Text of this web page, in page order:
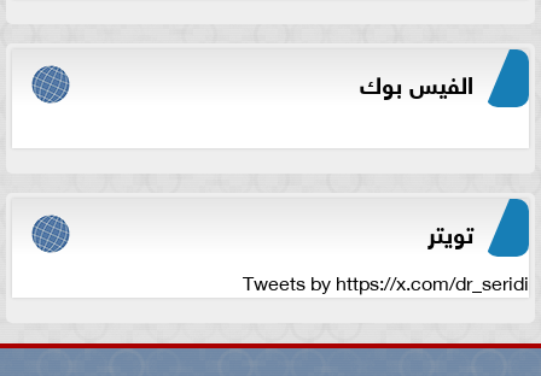
الفيس بوك
تويتر
Tweets by https://x.com/dr_seridi